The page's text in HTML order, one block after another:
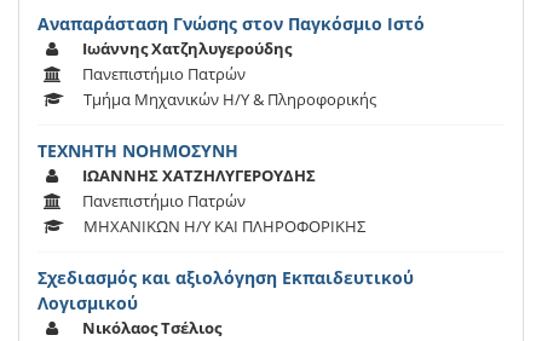
Αναπαράσταση Γνώσης στον Παγκόσμιο Ιστό
Ιωάννης Χατζηλυγερούδης
Πανεπιστήμιο Πατρών
Τμήμα Μηχανικών Η/Υ & Πληροφορικής
ΤΕΧΝΗΤΗ ΝΟΗΜΟΣΥΝΗ
ΙΩΑΝΝΗΣ ΧΑΤΖΗΛΥΓΕΡΟΥΔΗΣ
Πανεπιστήμιο Πατρών
ΜΗΧΑΝΙΚΩΝ Η/Υ ΚΑΙ ΠΛΗΡΟΦΟΡΙΚΗΣ
Σχεδιασμός και αξιολόγηση Εκπαιδευτικού
Λογισμικού
Νικόλαος Τσέλιος